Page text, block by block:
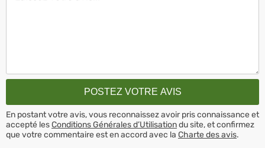
En postant votre avis, vous reconnaissez avoir pris connaissance et
accepté lesConditions Générales d’Utilisationdu site, et confirmez
que votre commentaire est en accord avec la Charte des avis.